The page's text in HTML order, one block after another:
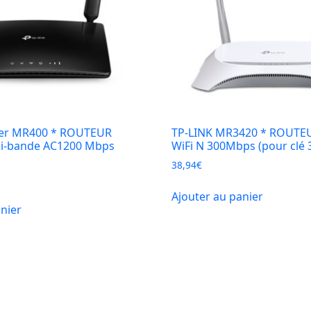
MR400 * ROUTEUR
bande AC1200 Mbps
TP-LINK MR3420 *
WiFi N 300Mbps (pour clé
38,94€
Ajouter au panier